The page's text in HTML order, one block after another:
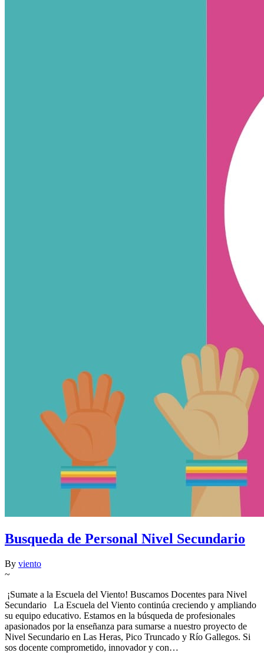
Busqueda de Personal Nivel Secundario
By viento
~
¡Sumate a la Escuela del Viento! Buscamos Docentes para Nivel
Secundario La Escuela del Viento continúa creciendo y ampliando
su equipo educativo. Estamos en la búsqueda de profesionales
apasionados por la enseñanza para sumarse a nuestro proyecto de
Nivel Secundario en Las Heras, Pico Truncado y Río Gallegos. Si
sos docente comprometido, innovador y con…